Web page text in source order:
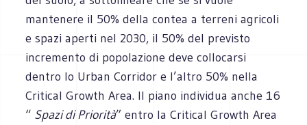
mantenere il 50% della contea a terreni agricoli
e spazi aperti nel 2030, il 50% del previsto
incremento di popolazione deve collocarsi
dentro lo Urban Corridor e l’altro 50% nella
Critical Growth Area. Il piano individua anche 16
“ Spazi di Priorità” entro la Critical Growth Area